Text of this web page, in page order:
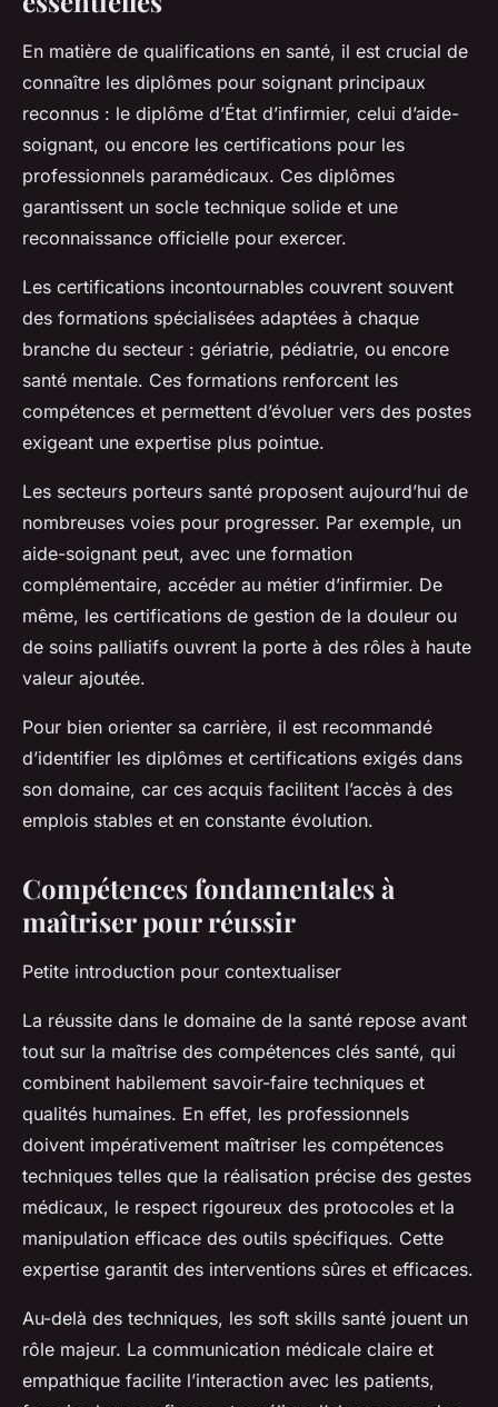
incontournables et
compétences clés à maîtriser
pour réussir
Julie•20 juillet 2025•4 min de lecture
En matière de qualifications en santé, il est crucial de
connaître les diplômes pour soignant principaux
reconnus : le diplôme d’État d’infirmier, celui d’aide-
soignant, ou encore les certifications pour les
professionnels paramédicaux. Ces diplômes
garantissent un socle technique solide et une
reconnaissance officielle pour exercer.
Les certifications incontournables couvrent souvent
des formations spécialisées adaptées à chaque
branche du secteur : gériatrie, pédiatrie, ou encore
santé mentale. Ces formations renforcent les
compétences et permettent d’évoluer vers des postes
exigeant une expertise plus pointue.
Les secteurs porteurs santé proposent aujourd’hui de
nombreuses voies pour progresser. Par exemple, un
aide-soignant peut, avec une formation
complémentaire, accéder au métier d’infirmier. De
même, les certifications de gestion de la douleur ou
de soins palliatifs ouvrent la porte à des rôles à haute
valeur ajoutée.
Pour bien orienter sa carrière, il est recommandé
d’identifier les diplômes et certifications exigés dans
son domaine, car ces acquis facilitent l’accès à des
emplois stables et en constante évolution.
Compétences fondamentales à
maîtriser pour réussir
Petite introduction pour contextualiser
La réussite dans le domaine de la santé repose avant
tout sur la maîtrise des compétences clés santé, qui
combinent habilement savoir-faire techniques et
qualités humaines. En effet, les professionnels
doivent impérativement maîtriser les compétences
techniques telles que la réalisation précise des gestes
médicaux, le respect rigoureux des protocoles et la
manipulation efficace des outils spécifiques. Cette
expertise garantit des interventions sûres et efficaces.
Au-delà des techniques, les soft skills santé jouent un
rôle majeur. La communication médicale claire et
empathique facilite l’interaction avec les patients,